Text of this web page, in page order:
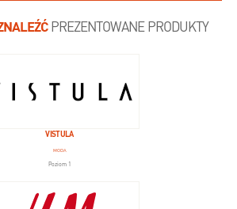
PREZENTOWANE PRODUKTY
VISTULA
MODA
Poziom 1